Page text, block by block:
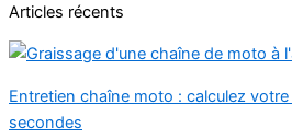
Articles récents
Entretien chaîne moto : calculez
secondes